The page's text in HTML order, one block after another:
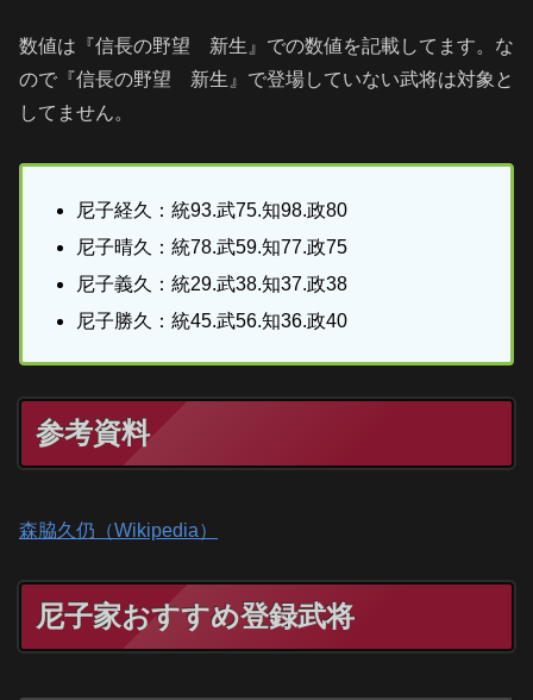
数値は『信長の野望 新生』での数値を記載してます。な
ので『信長の野望 新生』で登場していない武将は対象と
してません。
尼子経久：統93.武75.知98.政80
尼子晴久：統78.武59.知77.政75
尼子義久：統29.武38.知37.政38
尼子勝久：統45.武56.知36.政40
参考資料
森脇久仍（Wikipedia）
尼子家おすすめ登録武将